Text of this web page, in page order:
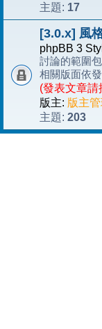
主題: 17
[3.0.x] 風
phpBB 3
討論的範圍
相關版面依
(發表文章
版主: 版主
主題: 203